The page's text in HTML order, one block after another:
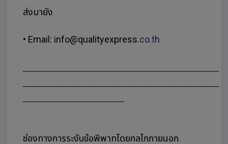
ส่งมายัง
• Email: info@qualityexpress.co.th
ช่องทางการระงับข้อพิพาทโดยกลไกภายนอก